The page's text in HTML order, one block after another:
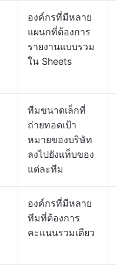
องค์กรที่มีหลาย
แผนกที่ต้องการ
รายงานแบบรวม
ใน Sheets
ทีมขนาดเล็กที่
ถ่ายทอดเป้า
หมายของบริษัท
ลงไปยังแท็บของ
แต่ละทีม
องค์กรที่มีหลาย
ทีมที่ต้องการ
คะแนนรวมเดียว